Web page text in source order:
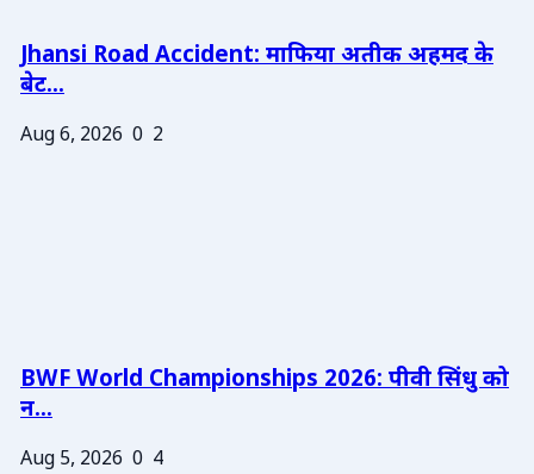
Jhansi Road Accident: माफिया अतीक अहमद के
बेट...
Aug 6, 2026 0 2
BWF World Championships 2026: पीवी सिंधु को
न...
Aug 5, 2026 0 4